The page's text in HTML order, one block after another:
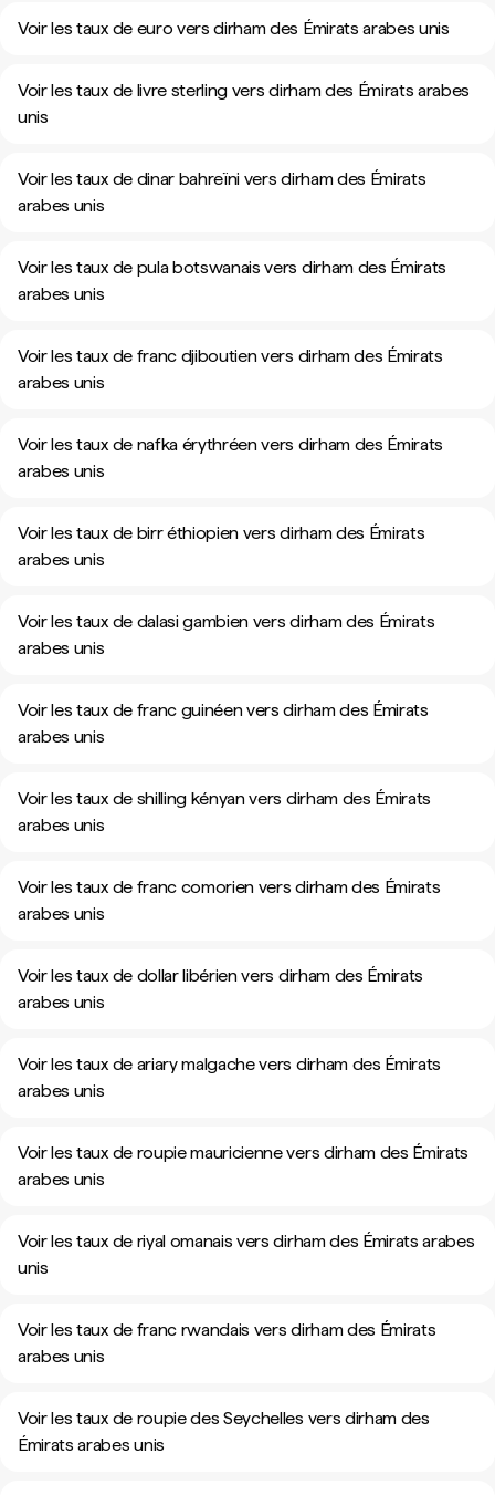
Voir les taux de euro vers dirham des Émirats arabes unis
Voir les taux de livre sterling vers dirham des Émirats arabes
unis
Voir les taux de dinar bahreïni vers dirham des Émirats
arabes unis
Voir les taux de pula botswanais vers dirham des Émirats
arabes unis
Voir les taux de franc djiboutien vers dirham des Émirats
arabes unis
Voir les taux de nafka érythréen vers dirham des Émirats
arabes unis
Voir les taux de birr éthiopien vers dirham des Émirats
arabes unis
Voir les taux de dalasi gambien vers dirham des Émirats
arabes unis
Voir les taux de franc guinéen vers dirham des Émirats
arabes unis
Voir les taux de shilling kényan vers dirham des Émirats
arabes unis
Voir les taux de franc comorien vers dirham des Émirats
arabes unis
Voir les taux de dollar libérien vers dirham des Émirats
arabes unis
Voir les taux de ariary malgache vers dirham des Émirats
arabes unis
Voir les taux de roupie mauricienne vers dirham des Émirats
arabes unis
Voir les taux de riyal omanais vers dirham des Émirats arabes
unis
Voir les taux de franc rwandais vers dirham des Émirats
arabes unis
Voir les taux de roupie des Seychelles vers dirham des
Émirats arabes unis